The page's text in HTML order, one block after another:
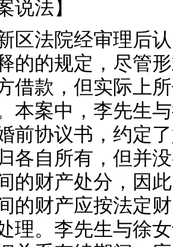
法】
法院经审理后认
的的规定，尽管
借款，但实际上
本案中，李先生
前协议书，约定
各自所有，但并
的财产处分，因
的财产应按法定
理。李先生与徐